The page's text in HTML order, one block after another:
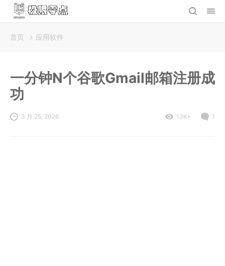
首页 应用软件
一分钟N个谷歌Gmail邮箱注册成
功
3 月 25, 2026 13K+ 1